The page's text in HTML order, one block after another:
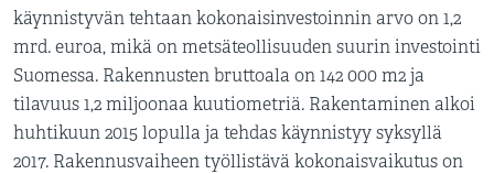
käynnistyvän tehtaan kokonaisinvestoinnin arvo on 1,2
mrd. euroa, mikä on metsäteollisuuden suurin investointi
Suomessa. Rakennusten bruttoala on 142 000 m2 ja
tilavuus 1,2 miljoonaa kuutiometriä. Rakentaminen alkoi
huhtikuun 2015 lopulla ja tehdas käynnistyy syksyllä
2017. Rakennusvaiheen työllistävä kokonaisvaikutus on